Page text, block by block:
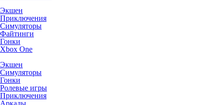
Экшен
Приключения
Симуляторы
Файтинги
Гонки
Xbox One
Экшен
Симуляторы
Гонки
Ролевые игры
Приключения
Аркады